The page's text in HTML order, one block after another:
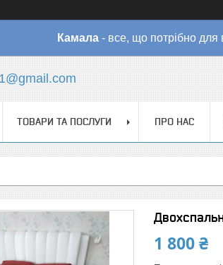
Камала - все, що потрібно для
ТОВАРИ ТА ПОСЛУГИ ПРО НАС
1 800 ₴